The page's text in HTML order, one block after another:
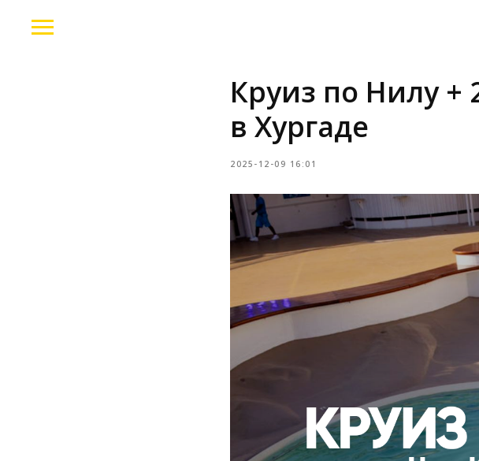
Круиз по Нилу +
в Хургаде
2025-12-09 16:01